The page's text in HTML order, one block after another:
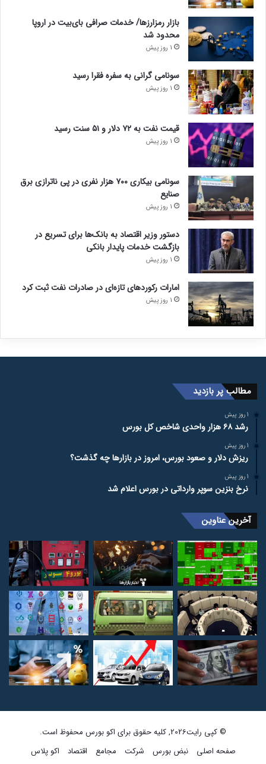
بازار رمزارزها/ خدمات صرافی بای‌بیت در اروپا
محدود شد
1 روز پیش
سونامی گرانی به سفره فقرا رسید
1 روز پیش
قیمت نفت به ۷۲ دلار و ۵۱ سنت رسید
1 روز پیش
سونامی بیکاری ۷۰۰ هزار نفری در پی ناترازی برق
صنایع
1 روز پیش
دستور وزیر اقتصاد به بانک‌ها برای تسریع در
بازگشت خدمات پایدار بانکی
1 روز پیش
امارات رکورد‌های تازه‌ای در صادرات نفت ثبت کرد
1 روز پیش
مطالب پر بازدید
1 روز پیش
رشد ۶۸ هزار واحدی شاخص کل بورس
1 روز پیش
ریزش دلار و صعود بورس، امروز در بازارها چه گذشت؟
1 روز پیش
نرخ بنزین سوپر وارداتی در بورس اعلام شد
آخرین عناوین
© کپی رایت2026, کلیه حقوق برای اکو بورس محفوظ است.
صفحه اصلی
نبض بورس شرکت مجامع اقتصاد اکو پلاس